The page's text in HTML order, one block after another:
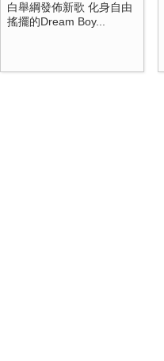
白舉綱發佈新歌 化身自由
搖擺的Dream Boy...